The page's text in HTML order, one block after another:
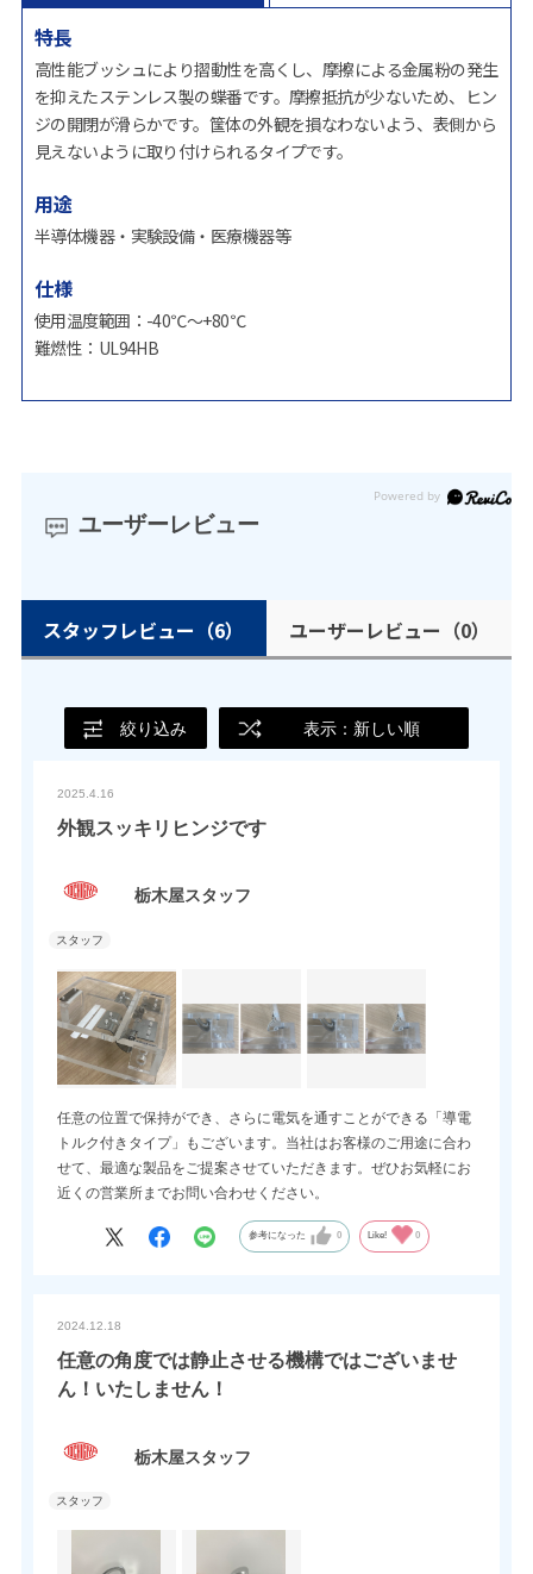
特長
高性能ブッシュにより摺動性を高くし、摩擦による金属粉の発生
を抑えたステンレス製の蝶番です。摩擦抵抗が少ないため、ヒン
ジの開閉が滑らかです。筺体の外観を損なわないよう、表側から
見えないように取り付けられるタイプです。
用途
半導体機器・実験設備・医療機器等
仕様
使用温度範囲：-40℃～+80℃
難燃性：UL94HB
ユーザーレビュー
スタッフレビュー （6） ユーザーレビュー （0）
絞り込み 表示：新しい順
2025.4.16
外観スッキリヒンジです
栃木屋スタッフ
任意の位置で保持ができ、さらに電気を通すことができる「導電
トルク付きタイプ」もございます。当社はお客様のご用途に合わ
せて、最適な製品をご提案させていただきます。ぜひお気軽にお
近くの営業所までお問い合わせください。
参考になった 0 Like! 0
2024.12.18
任意の角度では静止させる機構ではございませ
ん！いたしません！
栃木屋スタッフ